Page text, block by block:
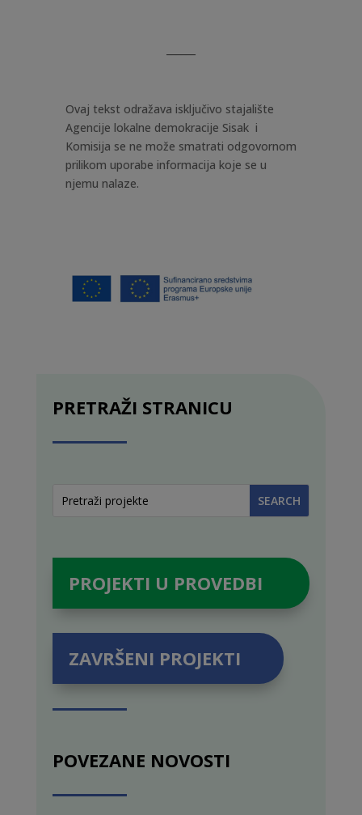
Ovaj tekst odražava isključivo stajalište
Agencije lokalne demokracije Sisak i
Komisija se ne može smatrati odgovornom
prilikom uporabe informacija koje se u
njemu nalaze.
PRETRAŽI STRANICU
PROJEKTI U PROVEDBI
ZAVRŠENI PROJEKTI
POVEZANE NOVOSTI